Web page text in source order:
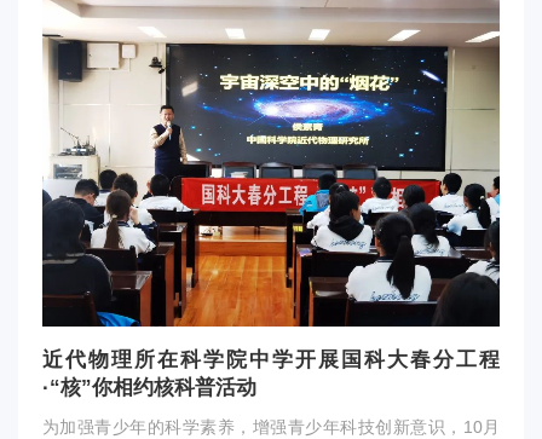
生就党团学工作与业务工作如何实现有效融合、如何组织策划
兼具教育性和趣味性的学生思政活动、如何提升学生活动质效
等问题进行了深入的交流，并在活动开展、成果引领与宣传等
方面形成了诸多共识。通过此次交流会，双方希望能以此为契
机，扎实推动研究生党团学工作与思政育人工作深度融合，建
立思政工作、研究生党团学建设等经验交流机制，培育更多优
秀人才。图1会议现场图2合影
近代物理所在科学院中学开展国科大春分工程
·“核”你相约核科普活动
为加强青少年的科学素养，增强青少年科技创新意识，10月